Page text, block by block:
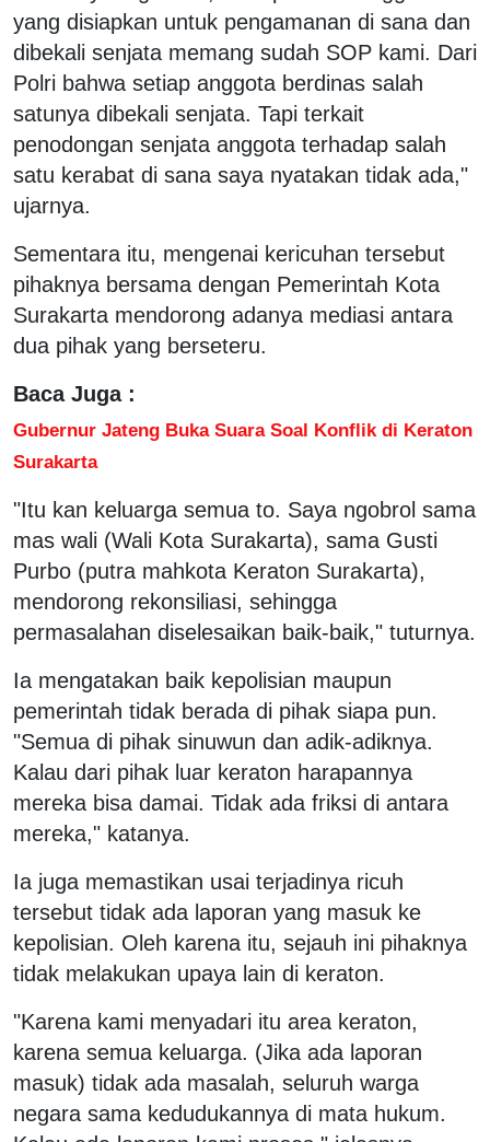
yang disiapkan untuk pengamanan di sana dan
dibekali senjata memang sudah SOP kami. Dari
Polri bahwa setiap anggota berdinas salah
satunya dibekali senjata. Tapi terkait
penodongan senjata anggota terhadap salah
satu kerabat di sana saya nyatakan tidak ada,"
ujarnya.
Sementara itu, mengenai kericuhan tersebut
pihaknya bersama dengan Pemerintah Kota
Surakarta mendorong adanya mediasi antara
dua pihak yang berseteru.
Baca Juga :
Gubernur Jateng Buka Suara Soal Konflik di Keraton
Surakarta
"Itu kan keluarga semua to. Saya ngobrol sama
mas wali (Wali Kota Surakarta), sama Gusti
Purbo (putra mahkota Keraton Surakarta),
mendorong rekonsiliasi, sehingga
permasalahan diselesaikan baik-baik," tuturnya.
Ia mengatakan baik kepolisian maupun
pemerintah tidak berada di pihak siapa pun.
"Semua di pihak sinuwun dan adik-adiknya.
Kalau dari pihak luar keraton harapannya
mereka bisa damai. Tidak ada friksi di antara
mereka," katanya.
Ia juga memastikan usai terjadinya ricuh
tersebut tidak ada laporan yang masuk ke
kepolisian. Oleh karena itu, sejauh ini pihaknya
tidak melakukan upaya lain di keraton.
"Karena kami menyadari itu area keraton,
karena semua keluarga. (Jika ada laporan
masuk) tidak ada masalah, seluruh warga
negara sama kedudukannya di mata hukum.